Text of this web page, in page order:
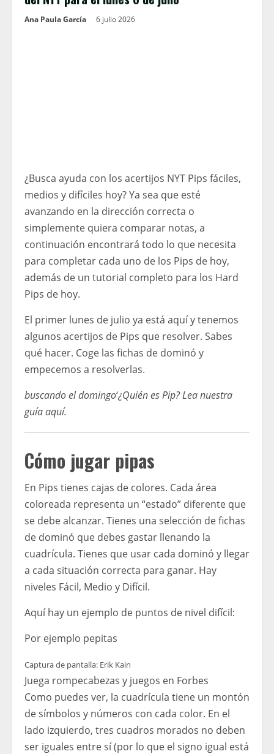
Ana Paula García 6 julio 2026
¿Busca ayuda con los acertijos NYT Pips fáciles,
medios y difíciles hoy? Ya sea que esté
avanzando en la dirección correcta o
simplemente quiera comparar notas, a
continuación encontrará todo lo que necesita
para completar cada uno de los Pips de hoy,
además de un tutorial completo para los Hard
Pips de hoy.
El primer lunes de julio ya está aquí y tenemos
algunos acertijos de Pips que resolver. Sabes
qué hacer. Coge las fichas de dominó y
empecemos a resolverlas.
buscando el domingo‘¿Quién es Pip?Lea nuestra
guía aquí.
Cómo jugar pipas
En Pips tienes cajas de colores. Cada área
coloreada representa un “estado” diferente que
se debe alcanzar. Tienes una selección de fichas
de dominó que debes gastar llenando la
cuadrícula. Tienes que usar cada dominó y llegar
a cada situación correcta para ganar. Hay
niveles Fácil, Medio y Difícil.
Aquí hay un ejemplo de puntos de nivel difícil:
Por ejemplo pepitas
Captura de pantalla: Erik Kain
Juega rompecabezas y juegos en Forbes
Como puedes ver, la cuadrícula tiene un montón
de símbolos y números con cada color. En el
lado izquierdo, tres cuadros morados no deben
ser iguales entre sí (por lo que el signo igual está